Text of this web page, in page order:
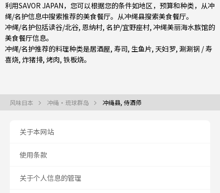
利用SAVOR JAPAN，您可以根据您的条件如地区，预算和种类，从冲
绳/名护信息中搜索推荐的美食餐厅。从冲绳县搜索美食餐厅。
冲绳/名护包括读谷/北谷, 恩纳村, 名护/宜野座村, 冲绳美丽海水族馆的
美食餐厅信息。
冲绳/名护推荐的料理种类是居酒屋, 寿司, 生鱼片, 天妇罗, 涮涮锅 / 寿
喜烧, 炸猪排, 烤肉, 铁板烧。
风味日本 冲绳・琉球群岛 冲绳县, 侍酒师
关于本网站
使用条款
关于个人信息的管理